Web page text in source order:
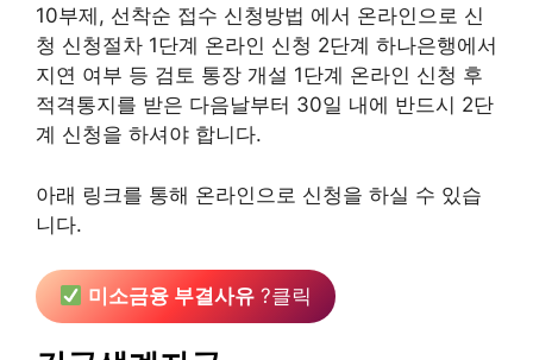
10부제, 선착순 접수 신청방법 에서 온라인으로 신
청 신청절차 1단계 온라인 신청 2단계 하나은행에서
지연 여부 등 검토 통장 개설 1단계 온라인 신청 후
적격통지를 받은 다음날부터 30일 내에 반드시 2단
계 신청을 하셔야 합니다.
아래 링크를 통해 온라인으로 신청을 하실 수 있습
니다.
미소금융 부결사유 ?클릭